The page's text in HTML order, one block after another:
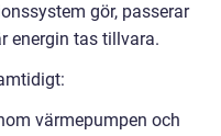
gör, passerar
energin tas tillvara.
värmepumpen och